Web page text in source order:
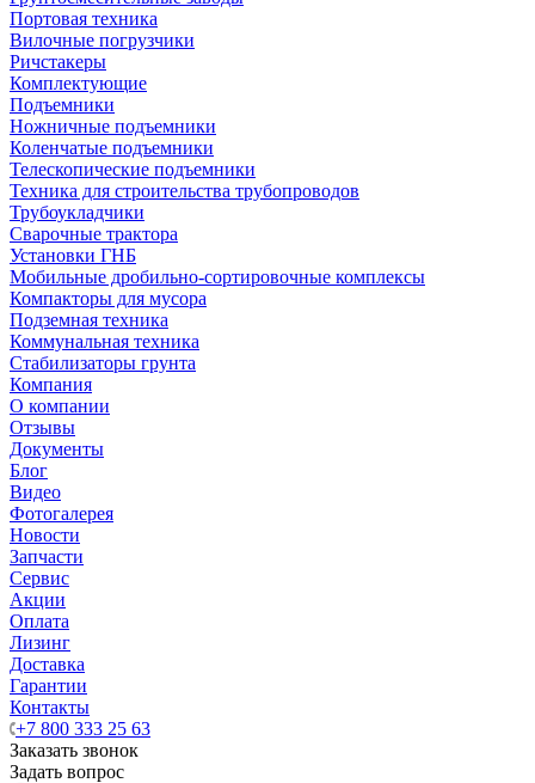
Портовая техника
Вилочные погрузчики
Ричстакеры
Комплектующие
Подъемники
Ножничные подъемники
Коленчатые подъемники
Телескопические подъемники
Техника для строительства трубопроводов
Трубоукладчики
Сварочные трактора
Установки ГНБ
Мобильные дробильно-сортировочные комплексы
Компакторы для мусора
Подземная техника
Коммунальная техника
Стабилизаторы грунта
Компания
О компании
Отзывы
Документы
Блог
Видео
Фотогалерея
Новости
Запчасти
Сервис
Акции
Оплата
Лизинг
Доставка
Гарантии
Контакты
+7 800 333 25 63
Заказать звонок
Задать вопрос